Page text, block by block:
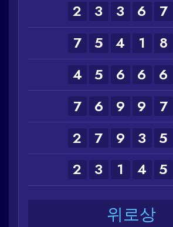
2 3 3 6 7
7
5 4 1 8
4
5 6 6 6
7
6 9 9 7
2
7 9 3 5
2
3 1 4 5
위로상